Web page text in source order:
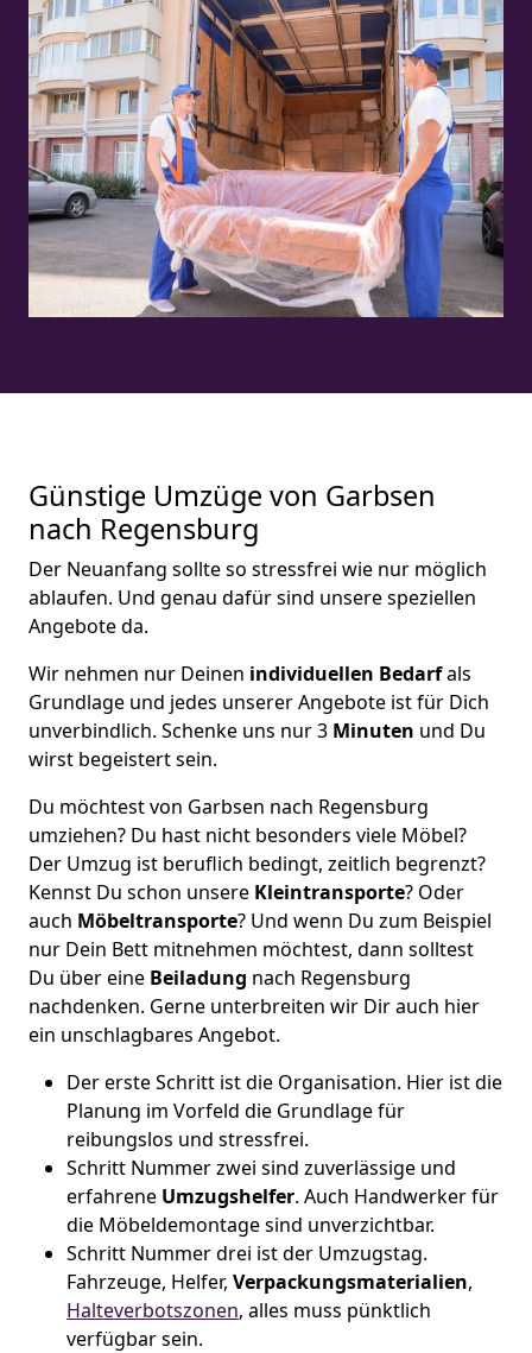
Günstige Umzüge von Garbsen
nach Regensburg
Der Neuanfang sollte so stressfrei wie nur möglich
ablaufen. Und genau dafür sind unsere speziellen
Angebote da.
Wir nehmen nur Deinen individuellen Bedarfals
Grundlage und jedes unserer Angebote ist für Dich
unverbindlich. Schenke uns nur 3 Minuten und Du
wirst begeistert sein.
Du möchtest von Garbsen nach Regensburg
umziehen? Du hast nicht besonders viele Möbel?
Der Umzug ist beruflich bedingt, zeitlich begrenzt?
Kennst Du schon unsere Kleintransporte? Oder
auch Möbeltransporte? Und wenn Du zum Beispiel
nur Dein Bett mitnehmen möchtest, dann solltest
Du über eine Beiladung nach Regensburg
nachdenken. Gerne unterbreiten wir Dir auch hier
ein unschlagbares Angebot.
Der erste Schritt ist die Organisation. Hier ist die
Planung im Vorfeld die Grundlage für
reibungslos und stressfrei.
Schritt Nummer zwei sind zuverlässige und
erfahrene Umzugshelfer. Auch Handwerker für
die Möbeldemontage sind unverzichtbar.
Schritt Nummer drei ist der Umzugstag.
Fahrzeuge, Helfer, Verpackungsmaterialien,
Halteverbotszonen, alles muss pünktlich
verfügbar sein.